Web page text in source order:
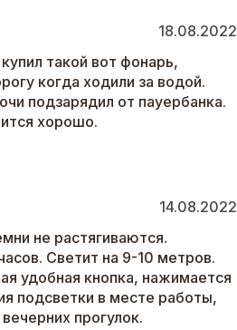
18.08.2022
такой вот фонарь,
когда ходили за водой.
подзарядил от пауербанка.
хорошо.
14.08.2022
не растягиваются.
Светит на 9-10 метров.
удобная кнопка, нажимается
подсветки в месте работы,
прогулок.